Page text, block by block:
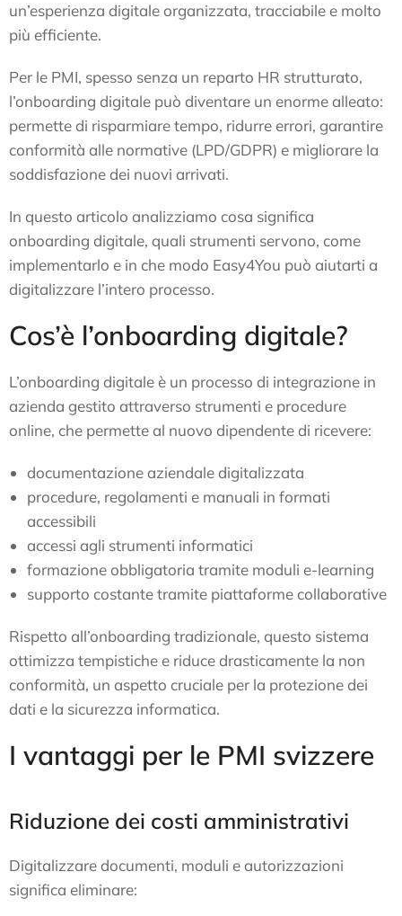
un’esperienza digitale organizzata, tracciabile e molto
più efficiente.
Per le PMI, spesso senza un reparto HR strutturato,
l’onboarding digitale può diventare un enorme alleato:
permette di risparmiare tempo, ridurre errori, garantire
conformità alle normative (LPD/GDPR) e migliorare la
soddisfazione dei nuovi arrivati.
In questo articolo analizziamo cosa significa
onboarding digitale, quali strumenti servono, come
implementarlo e in che modo Easy4You può aiutarti a
digitalizzare l’intero processo.
Cos’è l’onboarding digitale?
L’onboarding digitale è un processo di integrazione in
azienda gestito attraverso strumenti e procedure
online, che permette al nuovo dipendente di ricevere:
documentazione aziendale digitalizzata
procedure, regolamenti e manuali in formati
accessibili
accessi agli strumenti informatici
formazione obbligatoria tramite moduli e-learning
supporto costante tramite piattaforme collaborative
Rispetto all’onboarding tradizionale, questo sistema
ottimizza tempistiche e riduce drasticamente la non
conformità, un aspetto cruciale per la protezione dei
dati e la sicurezza informatica.
I vantaggi per le PMI svizzere
Riduzione dei costi amministrativi
Digitalizzare documenti, moduli e autorizzazioni
significa eliminare: